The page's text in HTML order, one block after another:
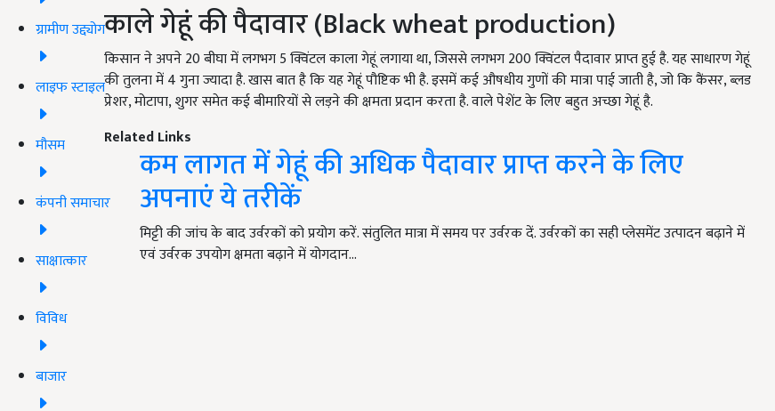
ग्रामीण उद्द्योग
लाइफ स्टाइल
मौसम
कंपनी समाचार
साक्षात्कार
विविध
बाजार
काले गेहूं की पैदावार (Black wheat production)
किसान ने अपने 20 बीघा में लगभग 5 क्विंटल काला गेहूं लगाया था, जिससे लगभग 200 क्विंटल पैदावार प्राप्त हुई है. यह साधारण गेहूं
की तुलना में 4 गुना ज्यादा है. खास बात है कि यह गेहूं पौष्टिक भी है. इसमें कई औषधीय गुणों की मात्रा पाई जाती है, जो कि कैंसर, ब्लड
प्रेशर, मोटापा, शुगर समेत कई बीमारियों से लड़ने की क्षमता प्रदान करता है. वाले पेशेंट के लिए बहुत अच्छा गेहूं है.
Related Links
कम लागत में गेहूं की अधिक पैदावार प्राप्त करने के लिए
अपनाएं ये तरीकें
मिट्टी की जांच के बाद उर्वरकों को प्रयोग करें. संतुलित मात्रा में समय पर उर्वरक दें. उर्वरकों का सही प्लेसमेंट उत्पादन बढ़ाने में
एवं उर्वरक उपयोग क्षमता बढ़ाने में योगदान…